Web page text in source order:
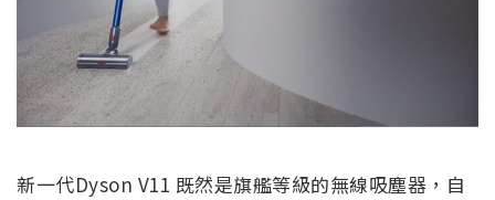
新一代Dyson V11 既然是旗艦等級的無線吸塵器，自